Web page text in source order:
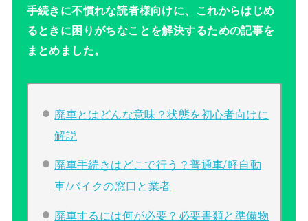
手続きに不慣れな読者様向けに、これからはじめ
るときに困りがちなことを解決するための記事を
まとめました。
廃車とはどんな意味？状態を初心者向けに
解説
廃車手続きはどこで行う？普通車/軽自動
車/バイクの窓口と業者
廃車するには何が必要？必要書類と準備物